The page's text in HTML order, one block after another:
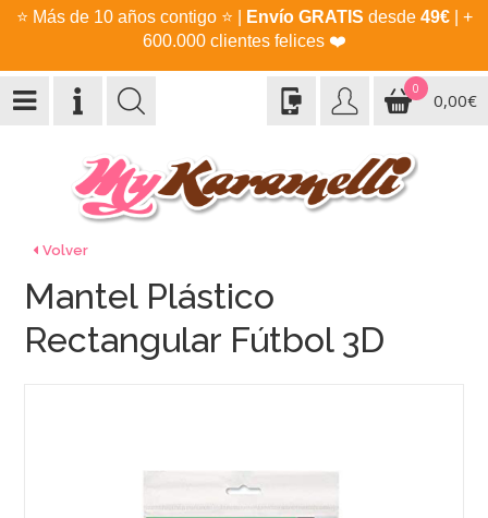
⭐ Más de 10 años contigo ⭐ Envío GRATIS desde 49€| +
600.000 clientes felices ❤️
0
0,00€
Volver
Mantel Plástico
Rectangular Fútbol 3D